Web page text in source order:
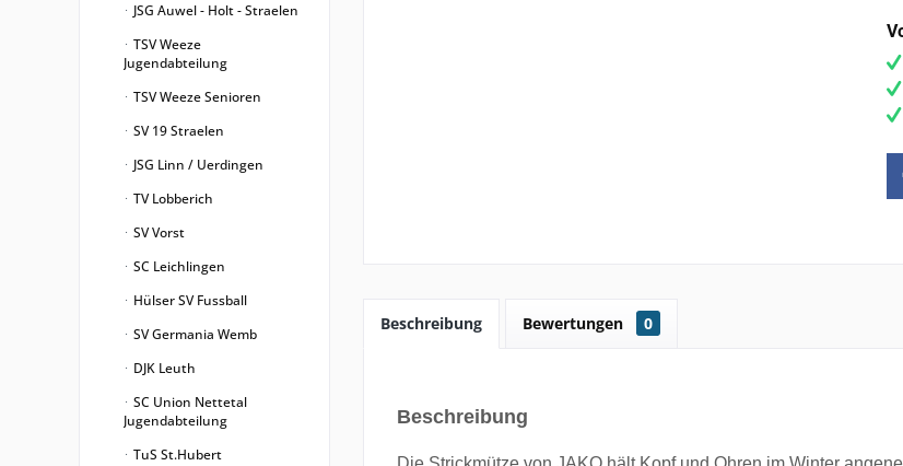
JSG Auwel - Holt - Straelen
TSV Weeze
Jugendabteilung
TSV Weeze Senioren
SV 19 Straelen
JSG Linn / Uerdingen
TV Lobberich
SV Vorst
SC Leichlingen
Hülser SV Fussball
SV Germania Wemb
DJK Leuth
SC Union Nettetal
Jugendabteilung
TuS St.Hubert
Beschreibung Bewertungen 0
Beschreibung